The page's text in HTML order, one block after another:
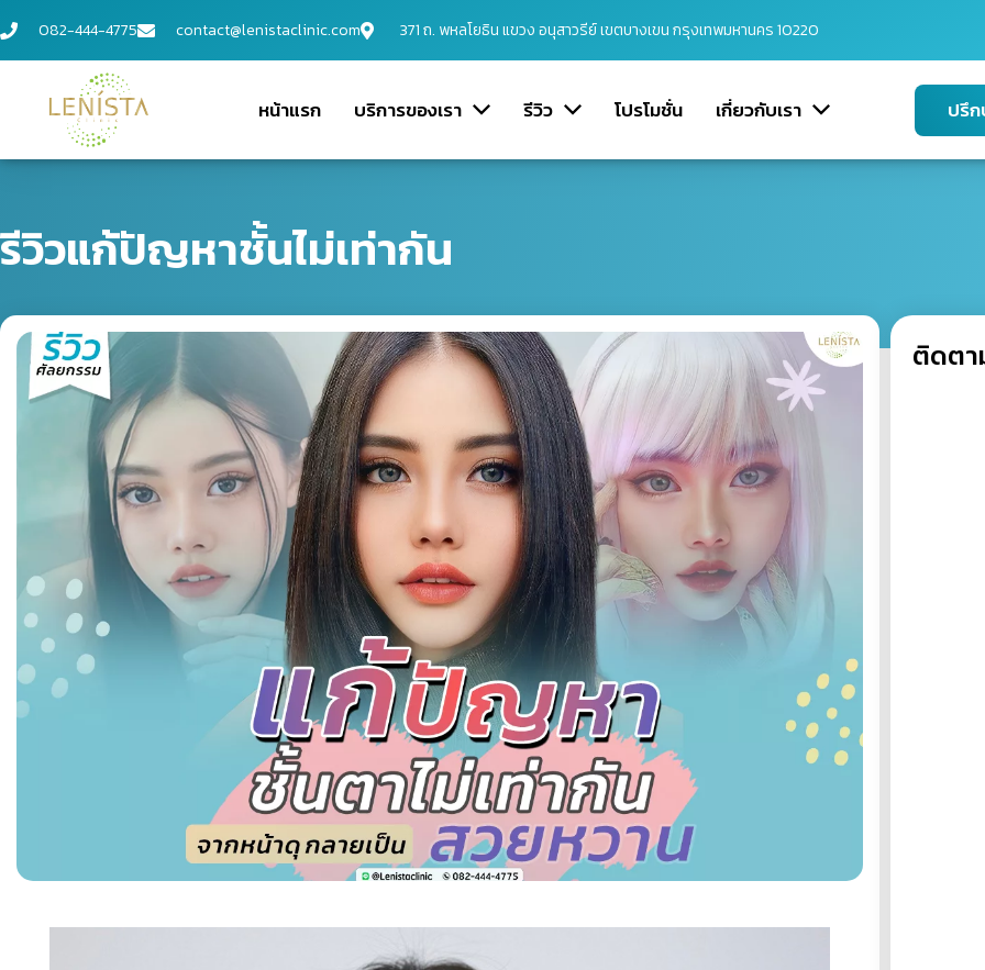
082-444-4775 contact@lenistaclinic.com 371 ถ. พหลโยธิน แขวง อนุสาวรีย์ เขตบางเขน กรุงเทพมหานคร 10220
หน้าแรก บริการของเรา
เสริมจมูก SEMI-OPEN
ตัดปีกจมูก
เสริมคาง
ตาสองชั้น
ตัดถุงใต้ตา
ปากกระจับ
ดูดเหนียง
ตัดไขมันกระพุ้งแก้ม
เติมไขมันหน้าเด็ก
เพลทร่องแก้ม
แก้ไขหูกาง
โบท็อก
FOXY EYE/ยกหางตาตก
เมโสแฟต
ปรับหน้าอ่อนเยาว์ด้วยฟิลเล
ร์
แก้ถุงใต้ตา ไม่ต้องผ่าตัด
รีวิว โปรโมชั่น เกี่ยวกับเรา ปรึ
รีวิวแก้ปัญหาชั้นไม่เท่ากัน
ติดตา